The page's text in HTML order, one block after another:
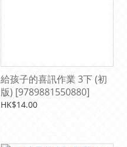
給孩子的喜訊作業 3下 (初
版) [9789881550880]
HK$14.00